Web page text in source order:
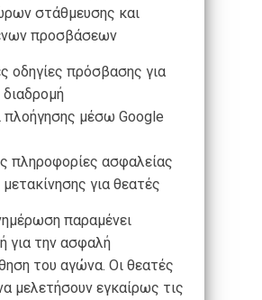
στάθμευσης και
προσβάσεων
οδηγίες πρόσβασης για
διαδρομή
πλοήγησης μέσω Google
πληροφορίες ασφαλείας
μετακίνησης για θεατές
παραμένει
για την ασφαλή
του αγώνα. Οι θεατές
μελετήσουν εγκαίρως τις